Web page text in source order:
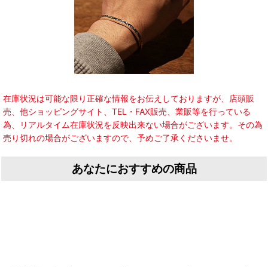
在庫状況は可能な限り正確な情報をお伝えしておりますが、店頭販
売、他ショッピングサイト、TEL・FAX販売、業販等を行っている
為、リアルタイム在庫状況を反映出来ない場合がございます。その為
売り切れの場合がございますので、予めご了承くださいませ。
あなたにおすすめの商品